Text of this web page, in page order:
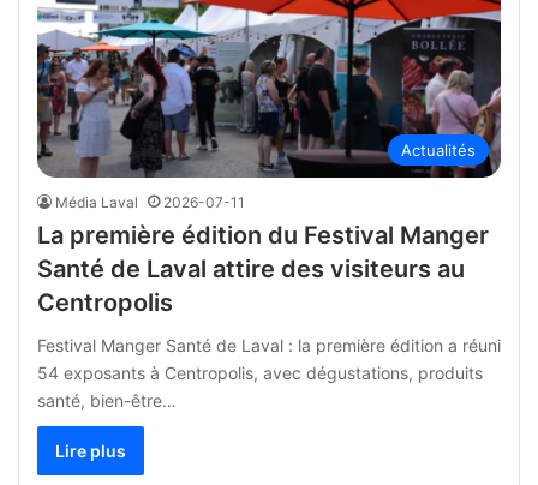
Actualités
Média Laval 2026-07-11
La première édition du Festival Manger
Santé de Laval attire des visiteurs au
Centropolis
Festival Manger Santé de Laval : la première édition a réuni
54 exposants à Centropolis, avec dégustations, produits
santé, bien-être…
Lire plus